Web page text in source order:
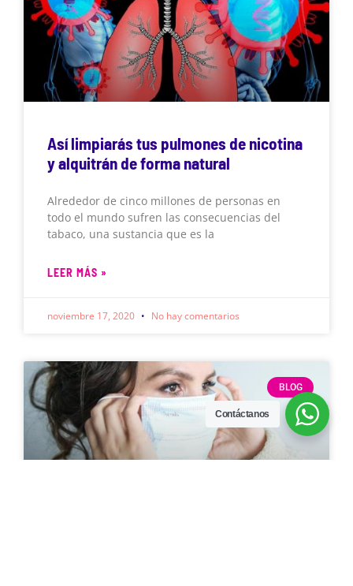
Así limpiarás tus pulmones de nicotina
y alquitrán de forma natural
Alrededor de cinco millones de personas en
todo el mundo sufren las consecuencias del
tabaco, una sustancia que es la
LEER MÁS »
noviembre 17, 2020 No hay comentarios
BLOG
Contáctanos